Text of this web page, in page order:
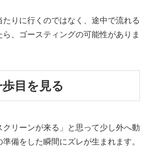
たりに行くのではなく、途中で流れる
、ゴースティングの可能性がありま
目を見る
クリーンが来る」と思って少し外へ動
備をした瞬間にズレが生まれます。